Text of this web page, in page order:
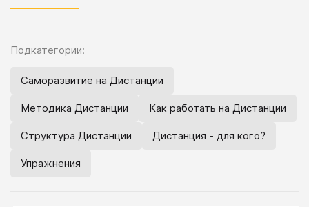
Подкатегории:
Саморазвитие на Дистанции
Методика Дистанции Как работать на Дистанции
Структура Дистанции Дистанция - для кого?
Упражнения